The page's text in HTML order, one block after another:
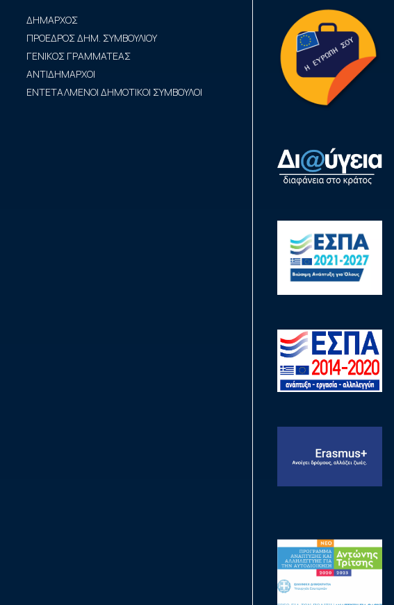
ΔΗΜΑΡΧΟΣ
ΠΡΟΕΔΡΟΣ ΔΗΜ. ΣΥΜΒΟΥΛΙΟΥ
ΓΕΝΙΚΟΣ ΓΡΑΜΜΑΤΕΑΣ
ΑΝΤΙΔΗΜΑΡΧΟΙ
ΕΝΤΕΤΑΛΜΕΝΟΙ ΔΗΜΟΤΙΚΟΙ ΣΥΜΒΟΥΛΟΙ